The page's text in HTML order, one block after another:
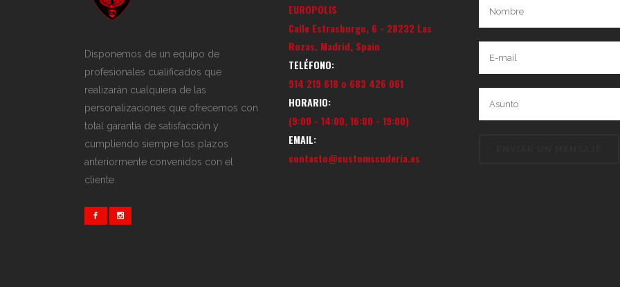
Disponemos de un equipo de
profesionales cualificados que
realizarán cualquiera de las
personalizaciones que ofrecemos con
total garantía de satisfacción y
cumpliendo siempre los plazos
anteriormente convenidos con el
cliente.
EUROPOLIS
Calle Estrasburgo, 6 - 28232 Las
Rozas, Madrid, Spain
TELÉFONO:
914 219 618 o 683 426 061
HORARIO:
(9:00 - 14:00, 16:00 - 19:00)
EMAIL:
contacto@customscuderia.es